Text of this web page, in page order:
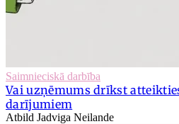
Saimnieciskā darbība
Vai uzņēmums drīkst
darījumiem
Atbild Jadviga Neilande